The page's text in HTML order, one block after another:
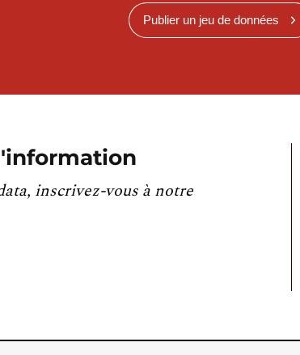
Publier un jeu de données
inscrivez-vous à notre